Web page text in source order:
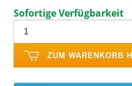
Sofortige Verfügbarkeit
ZUM WARENKORB